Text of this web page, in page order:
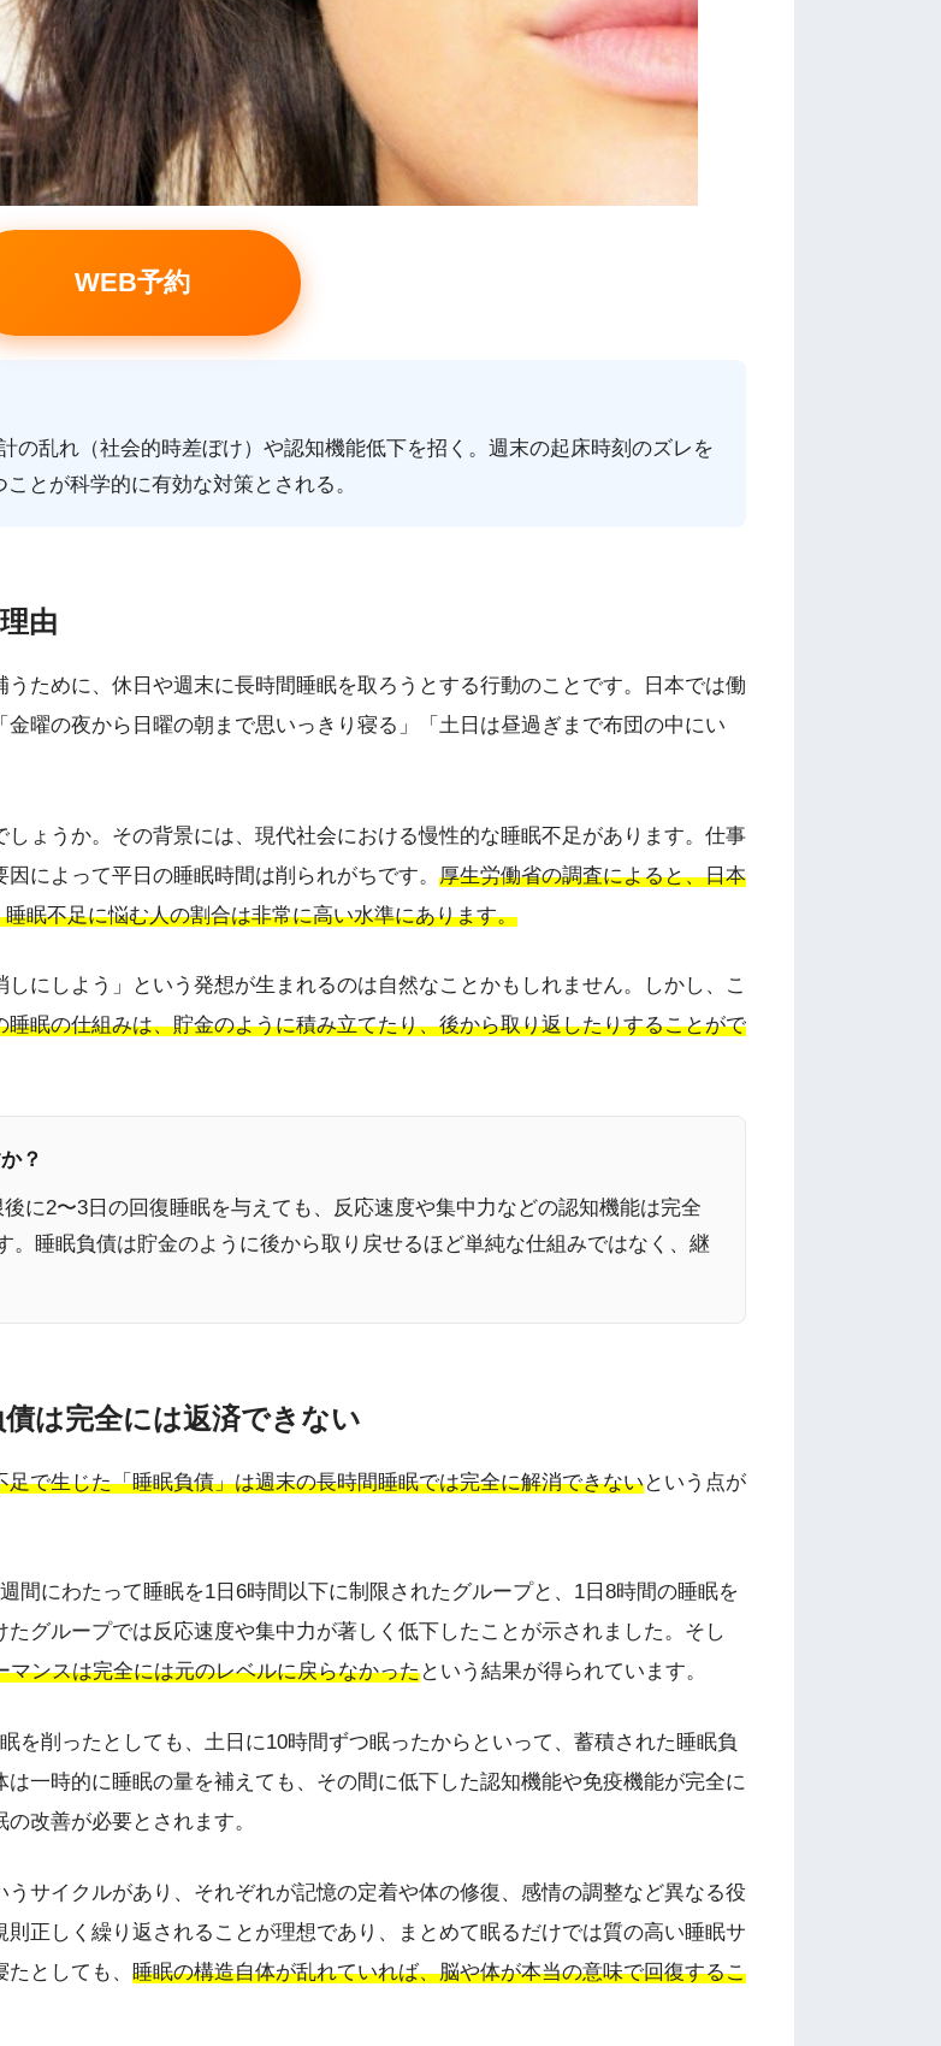
WEB予約
の乱れ（社会的時差ぼけ）や認知機能低下を招く。週末の起床時刻のズレを
とが科学的に有効な対策とされる。
由
ために、休日や週末に長時間睡眠を取ろうとする行動のことです。日本では働
曜の夜から日曜の朝まで思いっきり寝る」「土日は昼過ぎまで布団の中にい
ょうか。その背景には、現代社会における慢性的な睡眠不足があります。仕事
によって平日の睡眠時間は削られがちです。 厚生労働省の調査によると、日本
眠不足に悩む人の割合は非常に高い水準にあります。
にしよう」という発想が生まれるのは自然なことかもしれません。しかし、こ
睡眠の仕組みは、貯金のように積み立てたり、後から取り返したりすることがで
？
に2〜3日の回復睡眠を与えても、反応速度や集中力などの認知機能は完全
睡眠負債は貯金のように後から取り戻せるほど単純な仕組みではなく、継
は完全には返済できない
足で生じた「睡眠負債」は週末の長時間睡眠では完全に解消できないという点が
間にわたって睡眠を1日6時間以下に制限されたグループと、1日8時間の睡眠を
グループでは反応速度や集中力が著しく低下したことが示されました。そし
ンスは完全には元のレベルに戻らなかったという結果が得られています。
を削ったとしても、土日に10時間ずつ眠ったからといって、蓄積された睡眠負
一時的に睡眠の量を補えても、その間に低下した認知機能や免疫機能が完全に
改善が必要とされます。
サイクルがあり、それぞれが記憶の定着や体の修復、感情の調整など異なる役
正しく繰り返されることが理想であり、まとめて眠るだけでは質の高い睡眠サ
としても、 睡眠の構造自体が乱れていれば、脳や体が本当の意味で回復するこ